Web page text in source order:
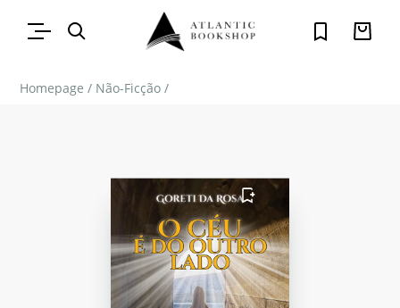
Homepage / Não-Ficção /
FAVORITO